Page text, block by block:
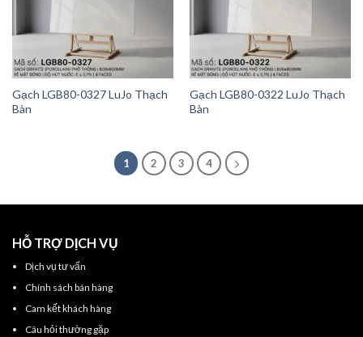
Gạch LGB80-0327 LuJo Thạch
Bàn
Gạch LGB80-0322 LuJo Thạch
Bàn
1 2 3 4
HỖ TRỢ DỊCH VỤ
Dịch vụ tư vấn
Chính sách bán hàng
Cam kết khách hàng
Câu hỏi thường gặp